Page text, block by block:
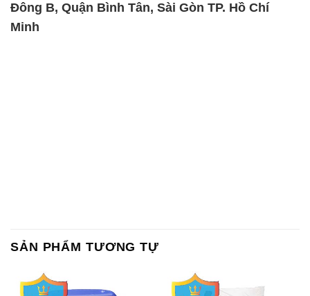
Đông B, Quận Bình Tân, Sài Gòn TP. Hồ Chí
Minh
SẢN PHẨM TƯƠNG TỰ